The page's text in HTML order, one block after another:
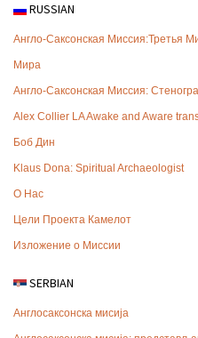
RUSSIAN
Англо-Саксонская Миссия:Третья
Мира
Англо-Саксонская Миссия:
Alex Collier LA Awake and Aware
Боб Дин
Klaus Dona: Spiritual Archaeologist
О Нас
Цели Проекта Камелот
Изложение о Миссии
SERBIAN
Англосаксонска мисија